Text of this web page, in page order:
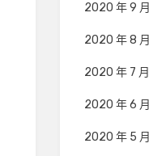
2020 年 9 月
2020 年 8 月
2020 年 7 月
2020 年 6 月
2020 年 5 月